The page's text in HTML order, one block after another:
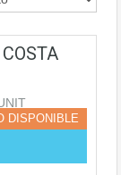
DISPONIBLE